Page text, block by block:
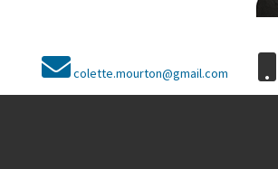
colette.mourton@gmail.com